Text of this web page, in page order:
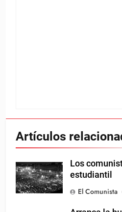
Artículos
Los
estudiantil
El Comunista